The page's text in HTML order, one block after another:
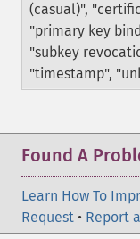
(casual)",
"primary key
"subkey
"timestamp",
Found A
Learn How To
Request • Report